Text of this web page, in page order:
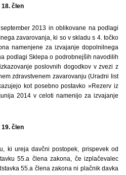
18. člen
2013 in oblikovane na podlagi
zavarovanja, ki so v skladu s 4. točko
namenjene za izvajanje dopolnilnega
podlagi Sklepa o podrobnejših navodilih
poslovnih dogodkov v zvezi z
zdravstvenem zavarovanju (Uradni list
kot posebno postavko »Rezerv iz
2014 v celoti namenijo za izvajanje
19. člen
ki ureja davčni postopek, prispevek od
55.a člena zakona, če izplačevalec
55.a člena zakona ni plačnik davka